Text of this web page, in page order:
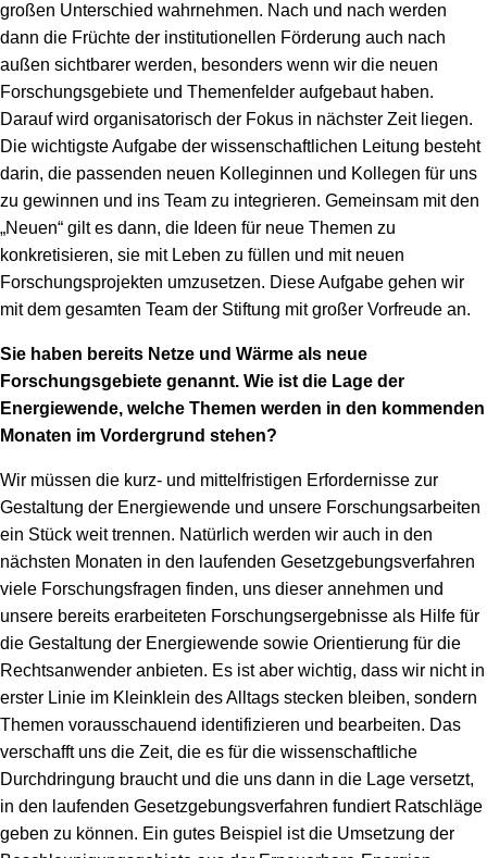
großen Unterschied wahrnehmen. Nach und nach werden
dann die Früchte der institutionellen Förderung auch nach
außen sichtbarer werden, besonders wenn wir die neuen
Forschungsgebiete und Themenfelder aufgebaut haben.
Darauf wird organisatorisch der Fokus in nächster Zeit liegen.
Die wichtigste Aufgabe der wissenschaftlichen Leitung besteht
darin, die passenden neuen Kolleginnen und Kollegen für uns
zu gewinnen und ins Team zu integrieren. Gemeinsam mit den
„Neuen“ gilt es dann, die Ideen für neue Themen zu
konkretisieren, sie mit Leben zu füllen und mit neuen
Forschungsprojekten umzusetzen. Diese Aufgabe gehen wir
mit dem gesamten Team der Stiftung mit großer Vorfreude an.
Sie haben bereits Netze und Wärme als neue
Forschungsgebiete genannt. Wie ist die Lage der
Energiewende, welche Themen werden in den kommenden
Monaten im Vordergrund stehen?
Wir müssen die kurz- und mittelfristigen Erfordernisse zur
Gestaltung der Energiewende und unsere Forschungsarbeiten
ein Stück weit trennen. Natürlich werden wir auch in den
nächsten Monaten in den laufenden Gesetzgebungsverfahren
viele Forschungsfragen finden, uns dieser annehmen und
unsere bereits erarbeiteten Forschungsergebnisse als Hilfe für
die Gestaltung der Energiewende sowie Orientierung für die
Rechtsanwender anbieten. Es ist aber wichtig, dass wir nicht in
erster Linie im Kleinklein des Alltags stecken bleiben, sondern
Themen vorausschauend identifizieren und bearbeiten. Das
verschafft uns die Zeit, die es für die wissenschaftliche
Durchdringung braucht und die uns dann in die Lage versetzt,
in den laufenden Gesetzgebungsverfahren fundiert Ratschläge
geben zu können. Ein gutes Beispiel ist die Umsetzung der